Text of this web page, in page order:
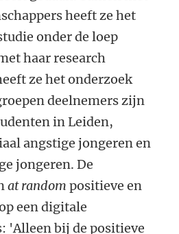
heeft ze het
onder de loep
haar research
ze het onderzoek
deelnemers zijn
in Leiden,
angstige jongeren en
jongeren. De
at random positieve en
een digitale
'Alleen bij de positieve